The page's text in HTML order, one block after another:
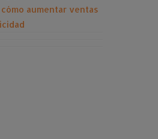
aumentar ventas